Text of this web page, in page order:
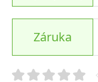
Záruka